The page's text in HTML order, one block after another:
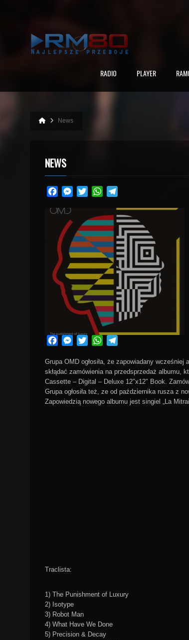
RADIO PLAYER
News
NEWS
FacebookMessenger
TwitterWhatsApp
FacebookMessenger
TwitterWhatsApp
Grupa OMD ogłosiła, że zapowiadany
skłądać zamówienia na przedsprzedaż albumu,
Cassette – Digital – Deluxe 12″x12″ Book.
Grupa ogłosiła też, ze od października rusza z
Zapowiedzią nowego albumu jest singiel „La
Traclista:
1) The Punishment of Luxury
2) Isotype
3) Robot Man
4) What Have We Done
5) Precision & Decay